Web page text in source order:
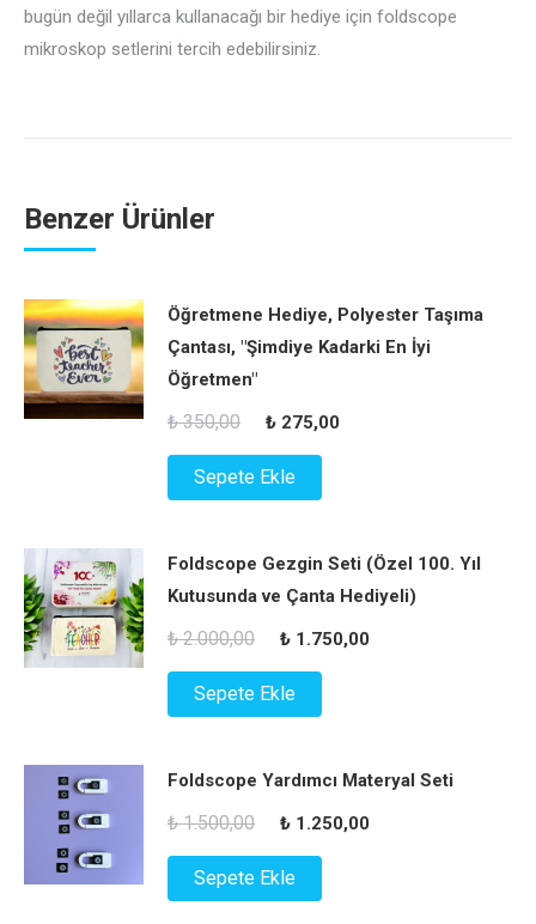
bugün değil yıllarca kullanacağı bir hediye için foldscope
mikroskop setlerini tercih edebilirsiniz.
Benzer Ürünler
Öğretmene Hediye, Polyester Taşıma
Çantası, "Şimdiye Kadarki En İyi
Öğretmen"
₺350,00
Orijinal
fiyat:
₺ 350,00.
₺ 275,00
Sepete Ekle
Foldscope Gezgin Seti (Özel 100. Yıl
Kutusunda ve Çanta Hediyeli)
₺2.000,00
Orijinal
fiyat:
₺ 2.000,00.
₺ 1.750,00
Sepete Ekle
Foldscope Yardımcı Materyal Seti
₺1.500,00
Orijinal
fiyat:
₺ 1.500,00.
₺ 1.250,00
Sepete Ekle